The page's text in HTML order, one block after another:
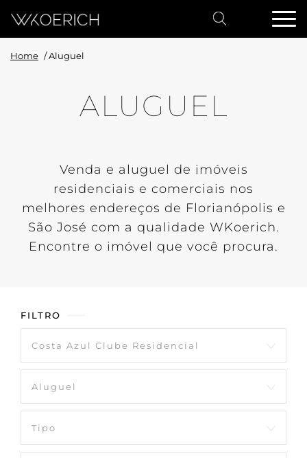
Home /Aluguel
ALUGUEL
Venda e aluguel de imóveis
residenciais e comerciais nos
melhores endereços de Florianópolis e
São José com a qualidade WKoerich.
Encontre o imóvel que você procura.
FILTRO